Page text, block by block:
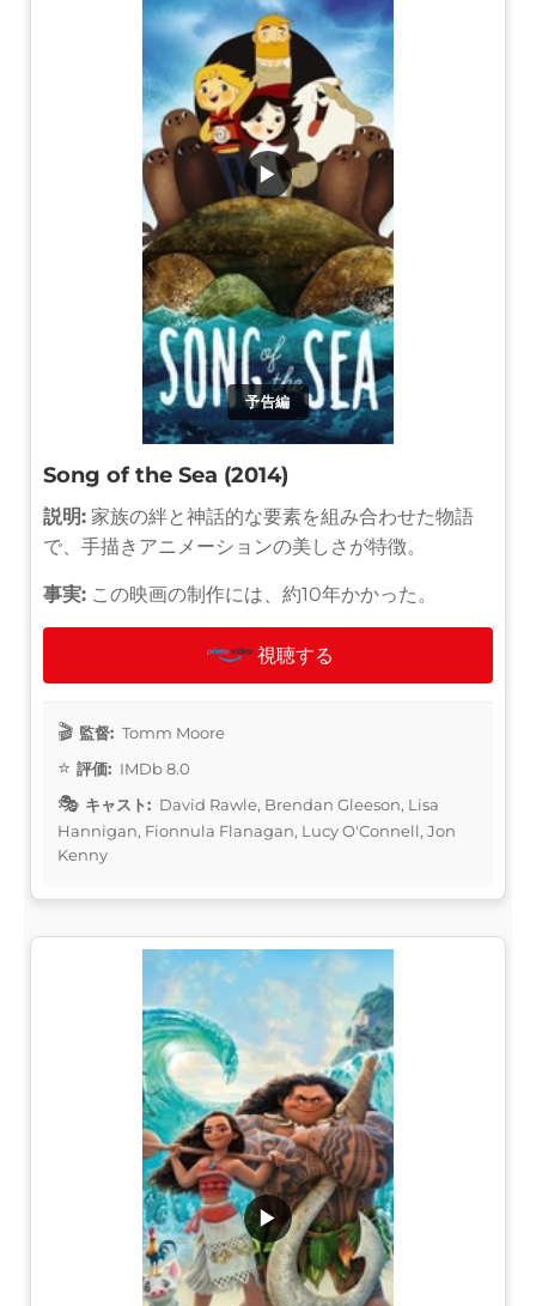
予告編
▶
Song of the Sea (2014)
説明: 家族の絆と神話的な要素を組み合わせた物語
で、手描きアニメーションの美しさが特徴。
事実: この映画の制作には、約10年かかった。
視聴する
監督: Tomm Moore
評価: IMDb 8.0
キャスト: David Rawle, Brendan Gleeson, Lisa
Hannigan, Fionnula Flanagan, Lucy O'Connell, Jon
Kenny
▶